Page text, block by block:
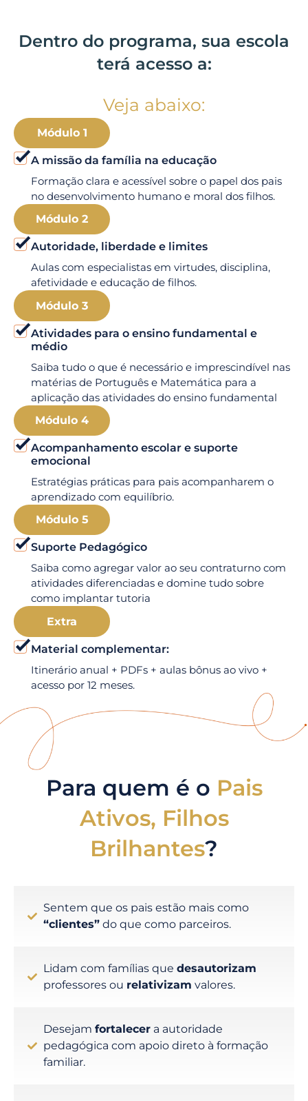
Dentro do programa, sua escola
terá acesso a:
Veja abaixo:
Módulo 1
A missão da família na educação
Formação clara e acessível sobre o papel dos pais
no desenvolvimento humano e moral dos filhos.
Módulo 2
Autoridade, liberdade e limites
Aulas com especialistas em virtudes, disciplina,
afetividade e educação de filhos.
Módulo 3
Atividades para o ensino fundamental e
médio
Saiba tudo o que é necessário e imprescindível nas
matérias de Português e Matemática para a
aplicação das atividades do ensino fundamental
Módulo 4
Acompanhamento escolar e suporte
emocional
Estratégias práticas para pais acompanharem o
aprendizado com equilíbrio.
Módulo 5
Suporte Pedagógico
Saiba como agregar valor ao seu contraturno com
atividades diferenciadas e domine tudo sobre
como implantar tutoria
Extra
Material complementar:
Itinerário anual + PDFs + aulas bônus ao vivo +
acesso por 12 meses.
Para quem é o Pais
Ativos, Filhos
Brilhantes?
Sentem que os pais estão mais como
“clientes”do que como parceiros.
Lidam com famílias que desautorizam
professores ou relativizam valores.
Desejam fortalecera autoridade
pedagógica com apoio direto à formação
familiar.